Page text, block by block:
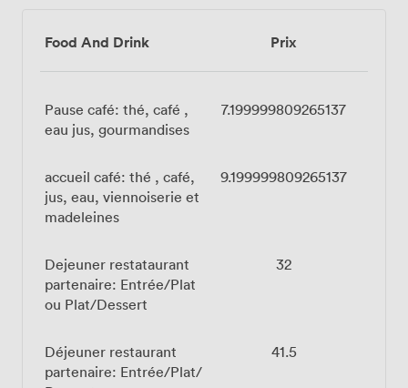
Food And Drink Prix
Pause café: thé, café ,
eau jus, gourmandises
7.199999809265137
accueil café: thé , café,
jus, eau, viennoiserie et
madeleines
9.199999809265137
Dejeuner restataurant
partenaire: Entrée/Plat
ou Plat/Dessert
32
Déjeuner restaurant
partenaire: Entrée/Plat/
41.5